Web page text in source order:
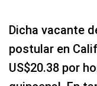
Dicha vacante
postular en
US$20.38 por